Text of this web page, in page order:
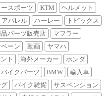
スポーツ KTM
ヘルメット
アパレル ハーレー
トピックス
品パーツ販売店
マフラー
ーン 動画
ヤマハ
ト 海外メーカー
ホンダ
バイクパーツ BMW
輸入車
バイク雑貨
サスペンション